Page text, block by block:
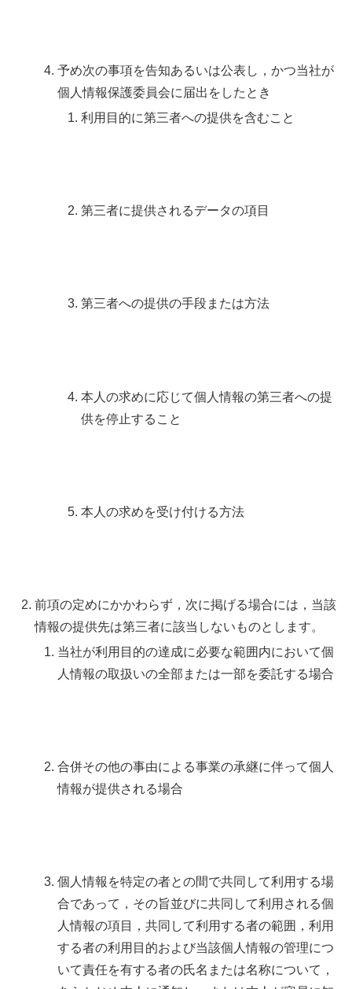
予め次の事項を告知あるいは公表し，かつ当社が
個人情報保護委員会に届出をしたとき
利用目的に第三者への提供を含むこと
第三者に提供されるデータの項目
第三者への提供の手段または方法
本人の求めに応じて個人情報の第三者への提
供を停止すること
本人の求めを受け付ける方法
前項の定めにかかわらず，次に掲げる場合には，当該
情報の提供先は第三者に該当しないものとします。
当社が利用目的の達成に必要な範囲内において個
人情報の取扱いの全部または一部を委託する場合
合併その他の事由による事業の承継に伴って個人
情報が提供される場合
個人情報を特定の者との間で共同して利用する場
合であって，その旨並びに共同して利用される個
人情報の項目，共同して利用する者の範囲，利用
する者の利用目的および当該個人情報の管理につ
いて責任を有する者の氏名または名称について，